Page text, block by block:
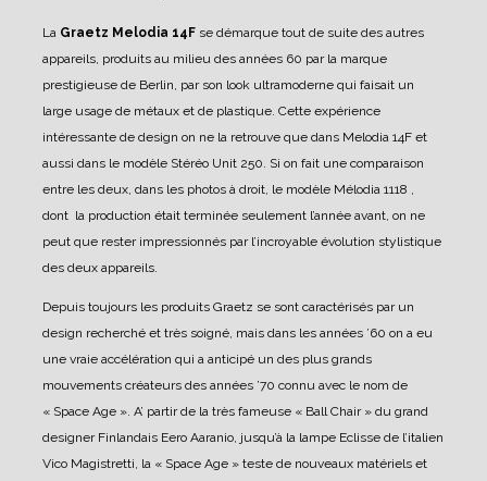
La Graetz Melodia 14F se démarque tout de suite des autres
appareils, produits au milieu des années 60 par la marque
prestigieuse de Berlin, par son look ultramoderne qui faisait un
large usage de métaux et de plastique. Cette expérience
intéressante de design on ne la retrouve que dans Melodia 14F et
aussi dans le modèle Stéréo Unit 250. Si on fait une comparaison
entre les deux, dans les photos à droit, le modèle Mélodia 1118 ,
dont la production était terminée seulement l’année avant, on ne
peut que rester impressionnés par l’incroyable évolution stylistique
des deux appareils.
Depuis toujours les produits Graetz se sont caractérisés par un
design recherché et très soigné, mais dans les années ’60 on a eu
une vraie accélération qui a anticipé un des plus grands
mouvements créateurs des années ’70 connu avec le nom de
« Space Age ». A’ partir de la très fameuse « Ball Chair » du grand
designer Finlandais Eero Aaranio, jusqu’à la lampe Eclisse de l’italien
Vico Magistretti, la « Space Age » teste de nouveaux matériels et